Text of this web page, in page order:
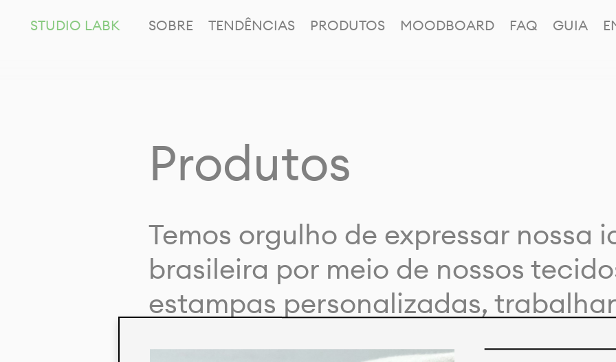
STUDIO LABK SOBRE TENDÊNCIAS PRODUTOS MOODBOARD FAQ GUIA
Produtos
Temos orgulho de expressar nossa
brasileira por meio de nossos
estampas personalizadas,